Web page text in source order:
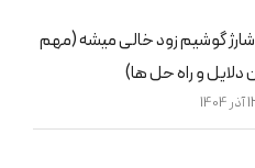
شارژ گوشیم زود خالی میشه (مهم
دلایل و راه حل ها)